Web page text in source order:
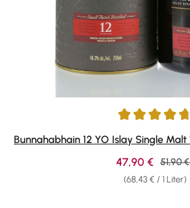
Durchschnittliche Bewertung von
Bunnahabhain 12 YO Islay Single
(68,43 € / 1 Liter)
47,90 € 51,90 €